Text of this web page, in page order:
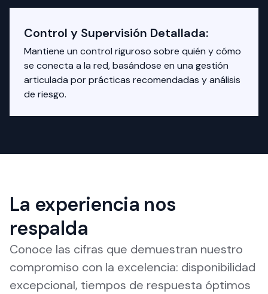
Control y Supervisión Detallada:
Mantiene un control riguroso sobre quién y cómo
se conecta a la red, basándose en una gestión
articulada por prácticas recomendadas y análisis
de riesgo.
La experiencia nos
respalda
Conoce las cifras que demuestran nuestro
compromiso con la excelencia: disponibilidad
excepcional, tiempos de respuesta óptimos